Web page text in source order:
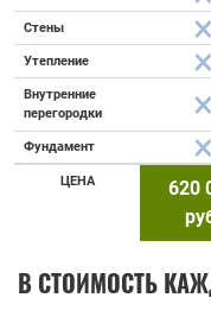
Стены
Утепление
Внутренние
перегородки
Фундамент
ЦЕНА
620
В СТОИМОСТЬ